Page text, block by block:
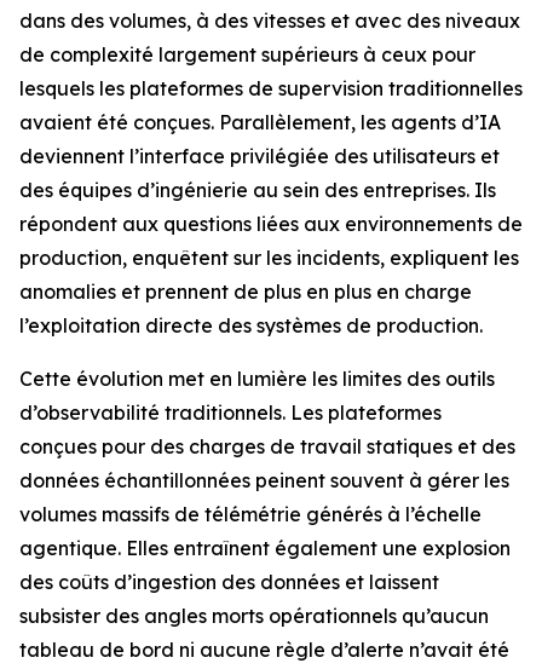
dans des volumes, à des vitesses et avec des niveaux
de complexité largement supérieurs à ceux pour
lesquels les plateformes de supervision traditionnelles
avaient été conçues. Parallèlement, les agents d’IA
deviennent l’interface privilégiée des utilisateurs et
des équipes d’ingénierie au sein des entreprises. Ils
répondent aux questions liées aux environnements de
production, enquêtent sur les incidents, expliquent les
anomalies et prennent de plus en plus en charge
l’exploitation directe des systèmes de production.
Cette évolution met en lumière les limites des outils
d’observabilité traditionnels. Les plateformes
conçues pour des charges de travail statiques et des
données échantillonnées peinent souvent à gérer les
volumes massifs de télémétrie générés à l’échelle
agentique. Elles entraînent également une explosion
des coûts d’ingestion des données et laissent
subsister des angles morts opérationnels qu’aucun
tableau de bord ni aucune règle d’alerte n’avait été